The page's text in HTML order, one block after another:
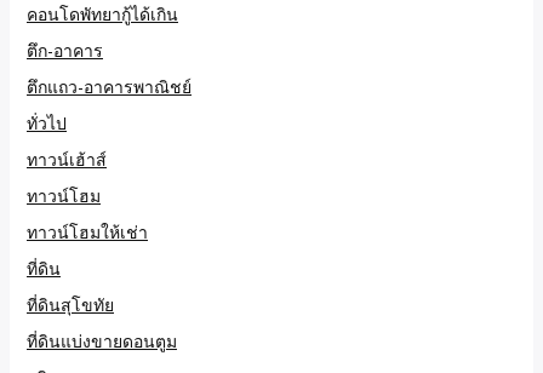
คอนโดพัทยากู้ได้เกิน
ตึก-อาคาร
ตึกแถว-อาคารพาณิชย์
ทั่วไป
ทาวน์เฮ้าส์
ทาวน์โฮม
ทาวน์โฮมให้เช่า
ที่ดิน
ที่ดินสุโขทัย
ที่ดินแบ่งขายดอนตูม